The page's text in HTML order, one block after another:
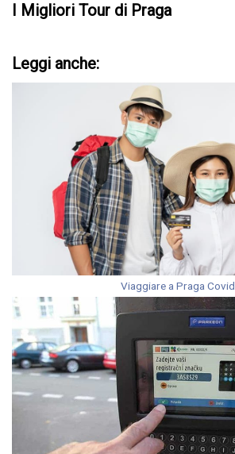
I Migliori Tour di Praga
Leggi anche:
Viaggiare a Praga Covid